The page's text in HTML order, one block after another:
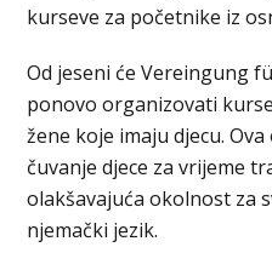
kurseve za početnike iz
Od jeseni će Vereingung
ponovo organizovati
žene koje imaju djecu.
čuvanje djece za vrijeme
olakšavajuća okolnost za
njemački jezik.